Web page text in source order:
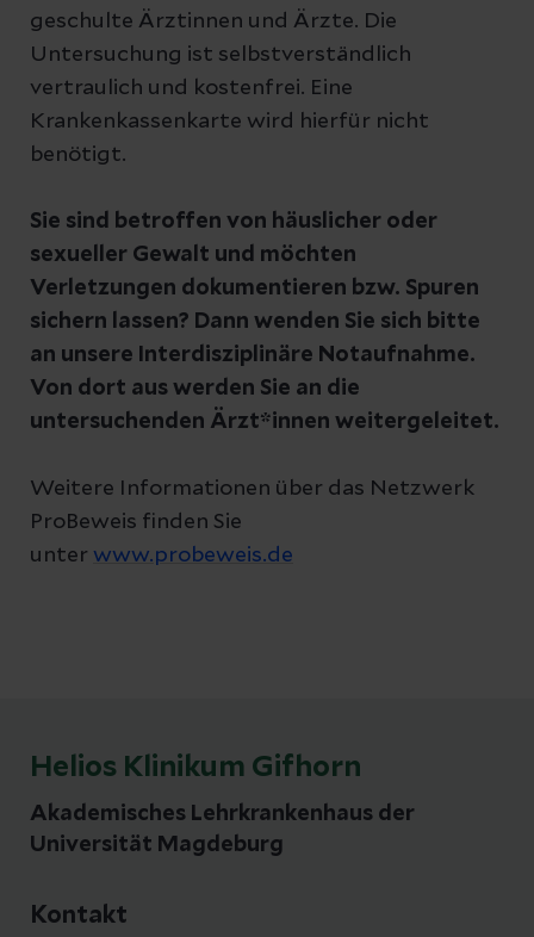
geschulte Ärztinnen und Ärzte. Die
Untersuchung ist selbstverständlich
vertraulich und kostenfrei. Eine
Krankenkassenkarte wird hierfür nicht
benötigt.
Sie sind betroffen von häuslicher oder
sexueller Gewalt und möchten
Verletzungen dokumentieren bzw. Spuren
sichern lassen? Dann wenden Sie sich bitte
an unsere Interdisziplinäre Notaufnahme.
Von dort aus werden Sie an die
untersuchenden Ärzt*innen weitergeleitet.
Weitere Informationen über das Netzwerk
ProBeweis finden Sie
unter www.probeweis.de
Helios Klinikum Gifhorn
Akademisches Lehrkrankenhaus der
Universität Magdeburg
Kontakt